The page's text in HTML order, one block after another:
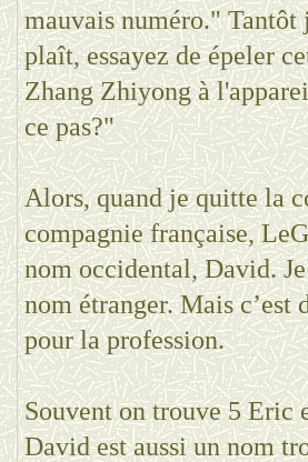
mauvais numéro."
plaît, essayez de épeler
Zhang Zhiyong à
ce pas?"
Alors, quand je quitte la
compagnie française,
nom occidental, David.
nom étranger. Mais
pour la profession.
Souvent on trouve 5 Eric
David est aussi un nom